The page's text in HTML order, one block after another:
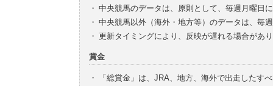
・ 中央競馬のデータは、原則として、毎週月曜日
・ 中央競馬以外（海外・地方等）のデータは、毎
・ 更新タイミングにより、反映が遅れる場合があ
賞金
・
「総賞金」は、JRA、地方、海外で出走したす